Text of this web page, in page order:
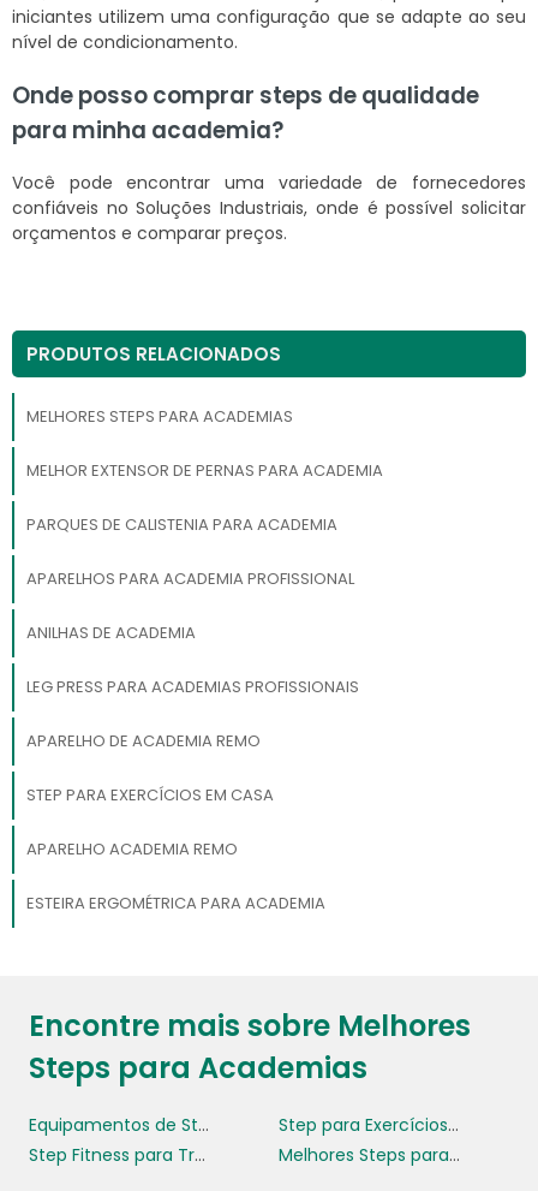
iniciantes utilizem uma configuração que se adapte ao seu
nível de condicionamento.
Onde posso comprar steps de qualidade
para minha academia?
Você pode encontrar uma variedade de fornecedores
confiáveis no Soluções Industriais, onde é possível solicitar
orçamentos e comparar preços.
PRODUTOS RELACIONADOS
MELHORES STEPS PARA ACADEMIAS
MELHOR EXTENSOR DE PERNAS PARA ACADEMIA
PARQUES DE CALISTENIA PARA ACADEMIA
APARELHOS PARA ACADEMIA PROFISSIONAL
ANILHAS DE ACADEMIA
LEG PRESS PARA ACADEMIAS PROFISSIONAIS
APARELHO DE ACADEMIA REMO
STEP PARA EXERCÍCIOS EM CASA
APARELHO ACADEMIA REMO
ESTEIRA ERGOMÉTRICA PARA ACADEMIA
Encontre mais sobre Melhores
Steps para Academias
Equipamentos de Step
Step para Exercícios em Casa
Step Fitness para Treinamento
Melhores Steps para Academias